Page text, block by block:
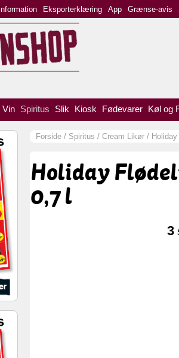
Vin Spiritus Slik Kiosk Fødevarer Køl og
Forside / Spiritus / Cream Likør /
Holiday
0,7 l
3
Information Eksporterklæring App Grænse-avis